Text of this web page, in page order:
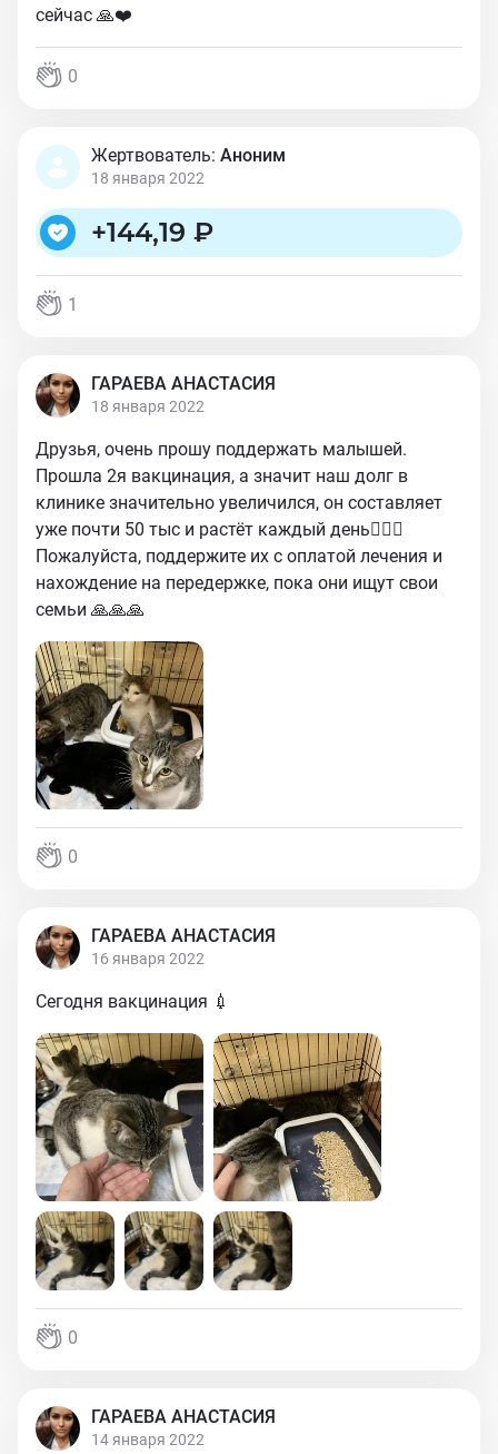
сейчас 🙏❤️
0
Жертвователь: Аноним
18 января 2022
+144,19 ₽
1
ГАРАЕВА АНАСТАСИЯ
18 января 2022
Друзья, очень прошу поддержать малышей.
Прошла 2я вакцинация, а значит наш долг в
клинике значительно увеличился, он составляет
уже почти 50 тыс и растёт каждый день🤦🏻‍♀️
Пожалуйста, поддержите их с оплатой лечения и
нахождение на передержке, пока они ищут свои
семьи 🙏🙏🙏
0
ГАРАЕВА АНАСТАСИЯ
16 января 2022
Сегодня вакцинация 💉
0
ГАРАЕВА АНАСТАСИЯ
14 января 2022